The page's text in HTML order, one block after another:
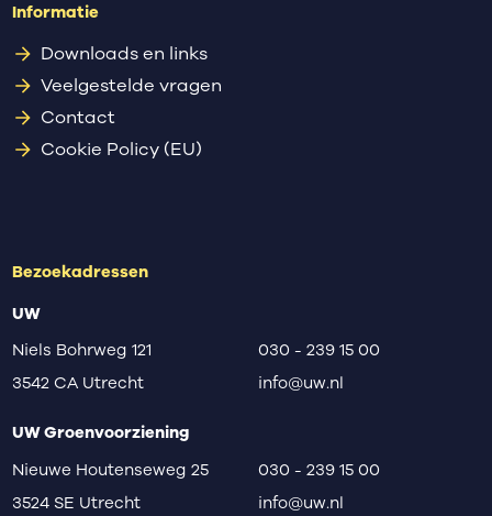
Informatie
Downloads en links
Veelgestelde vragen
Contact
Cookie Policy (EU)
Bezoekadressen
UW
Niels Bohrweg 121
3542 CA Utrecht
030 - 239 15 00
info@uw.nl
UW Groenvoorziening
Nieuwe Houtenseweg 25
3524 SE Utrecht
030 - 239 15 00
info@uw.nl